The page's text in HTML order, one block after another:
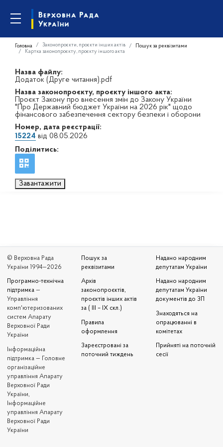
Головна Законопроєкти, проєкти інших актів
Пошук за реквізитами
Картка законопроєкту, проєкту іншого акта
Назва файлу:
Додаток (Друге читання).pdf
Назва законопроєкту, проєкту іншого акта:
Проєкт Закону про внесення змін до Закону України
"Про Державний бюджет України на 2026 рік" щодо
фінансового забезпечення сектору безпеки і оборони
Номер, дата реєстрації:
15224 від 08.05.2026
Поділитись:
Завантажити
© Верховна Рада
України 1994—2026
Програмно-технічна
підтримка —
Управління
комп'ютеризованих
систем Апарату
Верховної Ради
України
Iнформаційна
підтримка — Головне
організаційне
управління Апарату
Верховної Ради
України,
Інформаційне
управління Апарату
Верховної Ради
України
Пошук за
реквізитами
Архів
законопроєктів,
проєктів інших актів
за ( III – IX скл.)
Правила
оформлення
Зареєстровані за
поточний тиждень
Надано народним
депутатам України
Надано народним
депутатам України
документів до ЗП
Знаходяться на
опрацюванні в
комітетах
Прийняті на поточній
сесії